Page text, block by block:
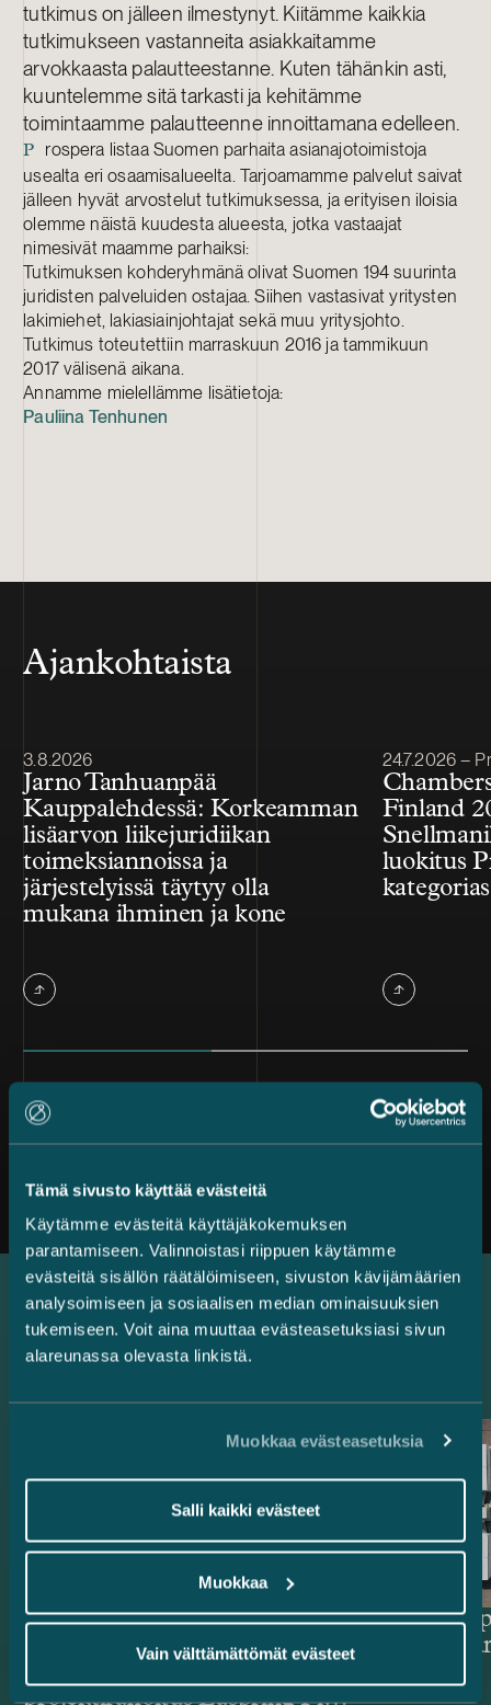
Tämä sivusto käyttää evästeitä
Käytämme evästeitä käyttäjäkokemuksen
parantamiseen. Valinnoistasi riippuen käytämme
evästeitä sisällön räätälöimiseen, sivuston kävijämäärien
analysoimiseen ja sosiaalisen median ominaisuuksien
tukemiseen. Voit aina muuttaa evästeasetuksiasi sivun
alareunassa olevasta linkistä.
Muokkaa evästeasetuksia
Salli kaikki evästeet
Muokkaa
Vain välttämättömät evästeet
tutkimus on jälleen ilmestynyt. Kiitämme kaikkia
tutkimukseen vastanneita asiakkaitamme
arvokkaasta palautteestanne. Kuten tähänkin asti,
kuuntelemme sitä tarkasti ja kehitämme
toimintaamme palautteenne innoittamana edelleen.
P
rospera listaa Suomen parhaita asianajotoimistoja
usealta eri osaamisalueelta. Tarjoamamme palvelut saivat
jälleen hyvät arvostelut tutkimuksessa, ja erityisen iloisia
olemme näistä kuudesta alueesta, jotka vastaajat
nimesivät maamme parhaiksi:
Tutkimuksen kohderyhmänä olivat Suomen 194 suurinta
juridisten palveluiden ostajaa. Siihen vastasivat yritysten
lakimiehet, lakiasiainjohtajat sekä muu yritysjohto.
Tutkimus toteutettiin marraskuun 2016 ja tammikuun
2017 välisenä aikana.
Annamme mielellämme lisätietoja:
Pauliina Tenhunen
Ajankohtaista
Julkaistu
3.8.2026
Jarno Tanhuanpää
Kauppalehdessä: Korkeamman
lisäarvon liikejuridiikan
toimeksiannoissa ja
järjestelyissä täytyy olla
mukana ihminen ja kone
Julkaistu
24.7.2026 –
Finland
luokitus
Uusimmat referenssit
Rahoittajat ja
vientitakuulaitokset – 514,4
projektirahoitus Easpring Finland
Delta